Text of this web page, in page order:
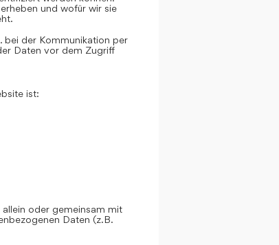
und wofür wir sie
bei der Kommunikation per
Daten vor dem Zugriff
ist:
oder gemeinsam mit
Daten (z.B.